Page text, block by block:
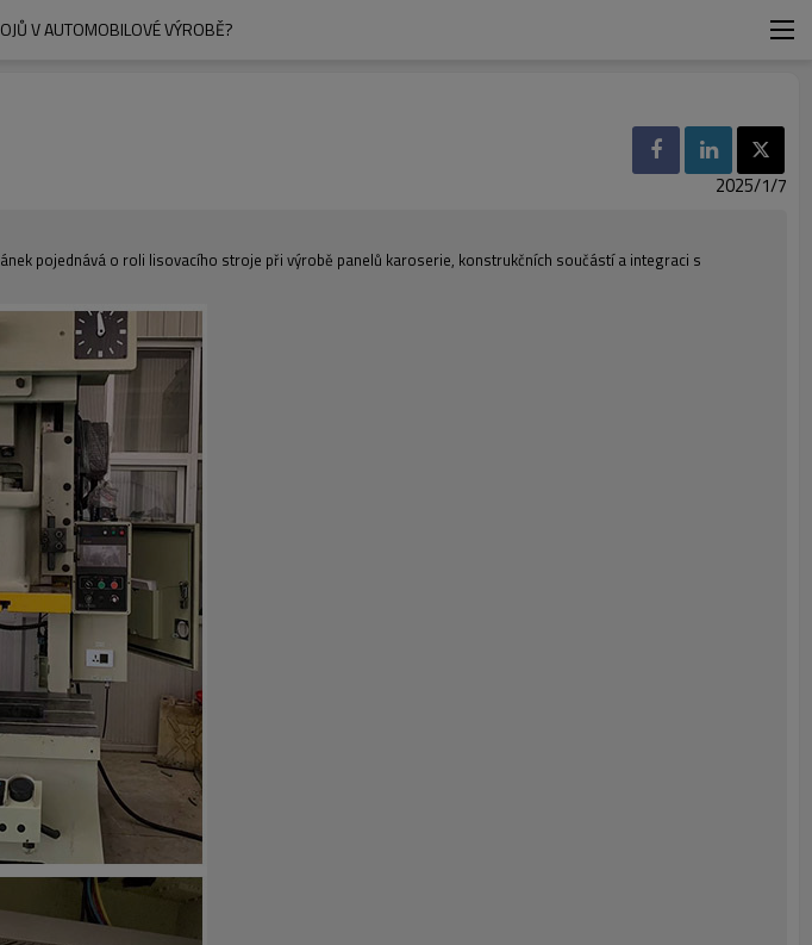
V AUTOMOBILOVÉ VÝROBĚ?
2025/1/7
pojednává o roli lisovacího stroje při výrobě panelů karoserie, konstrukčních součástí a integraci s